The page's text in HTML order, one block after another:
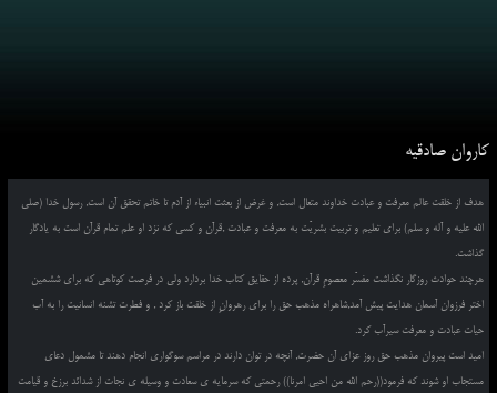
کاروان صادقیه
هدف از خلقت عالم معرفت و عبادت خداوند متعال است, و غرض از بعثت انبیاء از آدم تا خاتم تحقق آن است, رسول خدا (صلی
الله علیه و آله و سلم) برای تعلیم و تربیت بشریّت به معرفت و عبادت ,قرآن و کسی که نزد او علم تمام قرآن است به یادگار
گذاشت.
هرچند حوادث روزگار نگذاشت مفسّر معصومِ قرآن, پرده از حقایق کتاب خدا بردارد ولی در فرصت کوتاهی که برای ششمین
اختر فرزوان آسمان هدایت پیش آمد,شاهراه مذهب حق را برای رهروانِ از خلقت باز کرد , و فطرت تشنه انسانیت را به آب
حیات عبادت و معرفت سیرآب کرد.
امید است پیروان مذهب حق روز عزای آن حضرت, آنچه در توان دارند در مراسم سوگواری انجام دهند تا مشمول دعای
مستجاب او شوند که فرمود((رحم الله من احیی امرنا)) رحمتی که سرمایه ی سعادت و وسیله ی نجات از شدائد برزخ و قیامت